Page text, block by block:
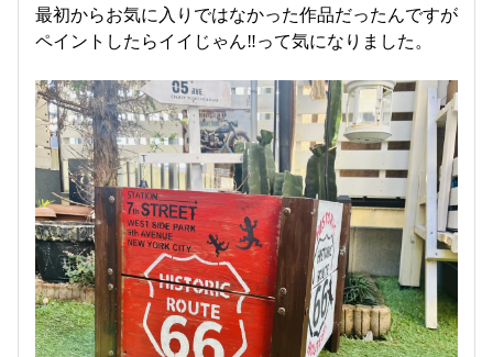
最初からお気に入りではなかった作品だったんですが
ペイントしたらイイじゃん‼️って気になりました。